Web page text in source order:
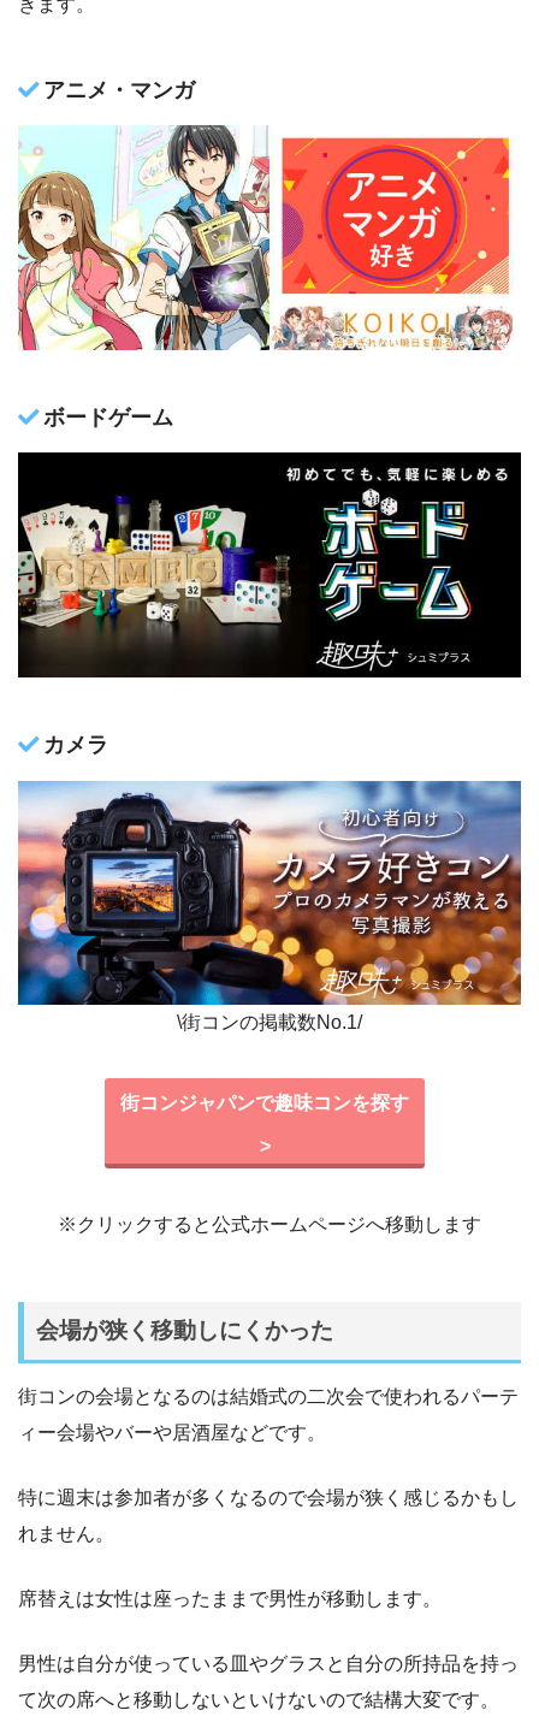
アニメ・マンガ
ボードゲーム
カメラ
\街コンの掲載数No.1/
街コンジャパンで趣味コンを探す
>
※クリックすると公式ホームページへ移動します
会場が狭く移動しにくかった
街コンの会場となるのは結婚式の二次会で使われるパーテ
ィー会場やバーや居酒屋などです。
特に週末は参加者が多くなるので会場が狭く感じるかもし
れません。
席替えは女性は座ったままで男性が移動します。
男性は自分が使っている皿やグラスと自分の所持品を持っ
て次の席へと移動しないといけないので結構大変です。